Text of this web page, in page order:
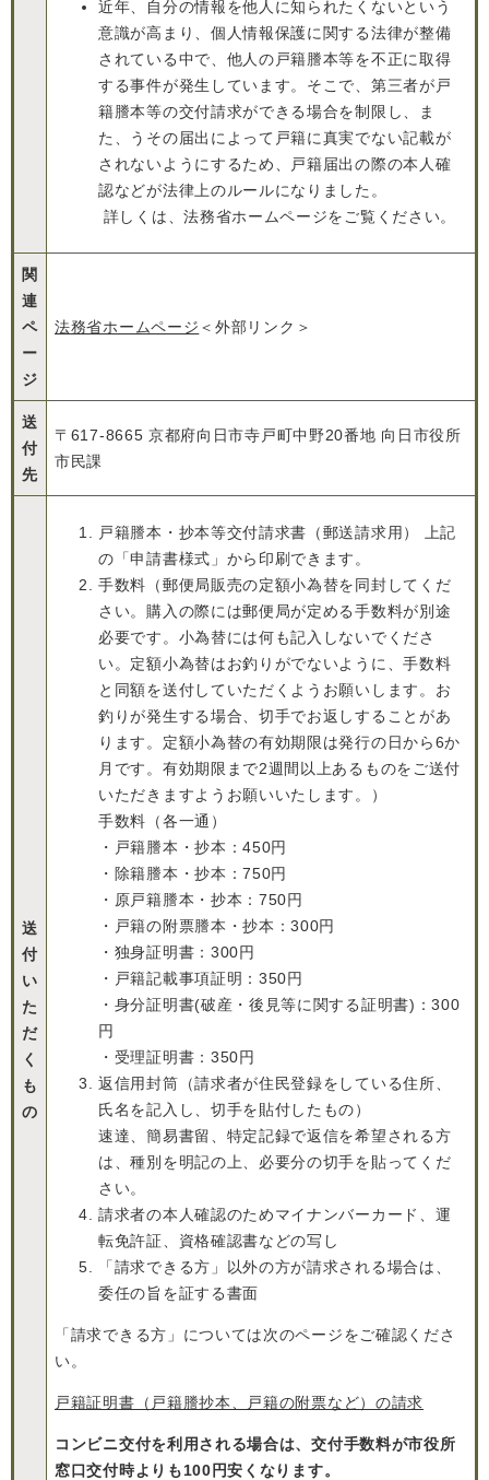
近年、自分の情報を他人に知られたくないという
意識が高まり、個人情報保護に関する法律が整備
されている中で、他人の戸籍謄本等を不正に取得
する事件が発生しています。そこで、第三者が戸
籍謄本等の交付請求ができる場合を制限し、ま
た、うその届出によって戸籍に真実でない記載が
されないようにするため、戸籍届出の際の本人確
認などが法律上のルールになりました。
詳しくは、法務省ホームページをご覧ください。
関
連
ペ
ー
ジ
法務省ホームページ ＜外部リンク＞
送
付
先
〒617-8665 京都府向日市寺戸町中野20番地 向日市役所
市民課
送
付
い
た
だ
く
も
の
戸籍謄本・抄本等交付請求書（郵送請求用） 上記
の「申請書様式」から印刷できます。
手数料（郵便局販売の定額小為替を同封してくだ
さい。購入の際には郵便局が定める手数料が別途
必要です。小為替には何も記入しないでくださ
い。定額小為替はお釣りがでないように、手数料
と同額を送付していただくようお願いします。お
釣りが発生する場合、切手でお返しすることがあ
ります。定額小為替の有効期限は発行の日から6か
月です。有効期限まで2週間以上あるものをご送付
いただきますようお願いいたします。）
手数料（各一通）
・戸籍謄本・抄本：450円
・除籍謄本・抄本：750円
・原戸籍謄本・抄本：750円
・戸籍の附票謄本・抄本：300円
・独身証明書：300円
・戸籍記載事項証明：350円
・身分証明書(破産・後見等に関する証明書)：300
円
・受理証明書：350円
返信用封筒（請求者が住民登録をしている住所、
氏名を記入し、切手を貼付したもの）
速達、簡易書留、特定記録で返信を希望される方
は、種別を明記の上、必要分の切手を貼ってくだ
さい。
請求者の本人確認のためマイナンバーカード、運
転免許証、資格確認書などの写し
「請求できる方」以外の方が請求される場合は、
委任の旨を証する書面
「請求できる方」については次のページをご確認くださ
い。
戸籍証明書（戸籍謄抄本、戸籍の附票など）の請求
コンビニ交付を利用される場合は、交付手数料が市役所
窓口交付時よりも100円安くなります。